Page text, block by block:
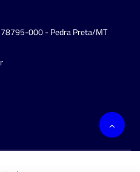
78795-000 - Pedra Preta/MT